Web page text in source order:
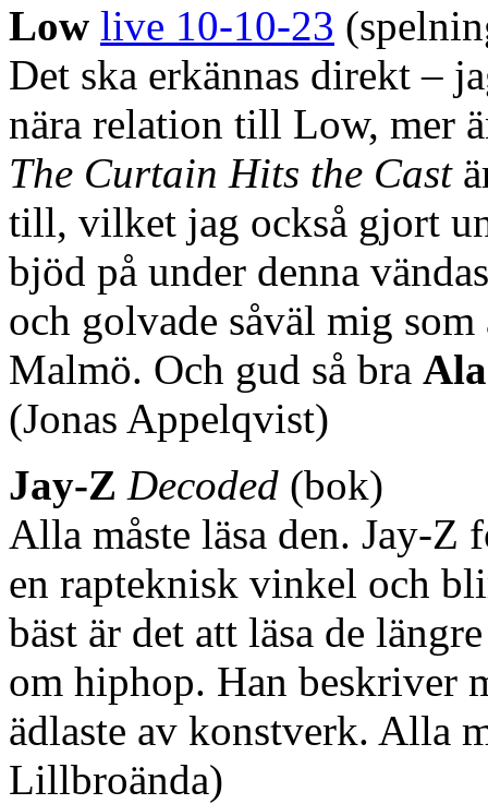
Low live 10-10-23
Det ska erkännas direkt –
nära relation till Low, mer
The Curtain Hits the Cast
till, vilket jag också gjort
bjöd på under denna
och golvade såväl mig
Malmö. Och gud så bra
(Jonas Appelqvist)
Jay-Z Decoded (bok)
Alla måste läsa den. Jay-Z
en rapteknisk vinkel och
bäst är det att läsa de
om hiphop. Han beskriver
ädlaste av konstverk. Alla
Lillbroända)